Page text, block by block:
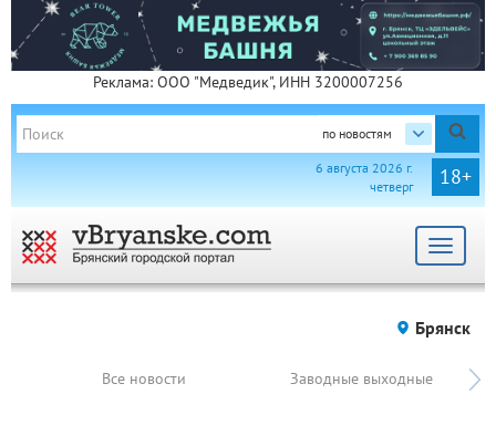
Реклама: ООО "Медведик", ИНН 3200007256
по новостям
18+
6 августа 2026 г.
четверг
Toggle
Брянск
Все новости Заводные выходные